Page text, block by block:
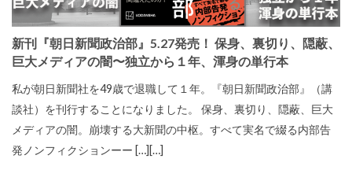
新刊『朝日新聞政治部』5.27発売！ 保身、裏切り、隠蔽、
巨大メディアの闇〜独立から１年、渾身の単行本
私が朝日新聞社を49歳で退職して１年。『朝日新聞政治部』（講
談社）を刊行することになりました。 保身、裏切り、隠蔽、巨大
メディアの闇。崩壊する大新聞の中枢。すべて実名で綴る内部告
発ノンフィクションーー […][…]